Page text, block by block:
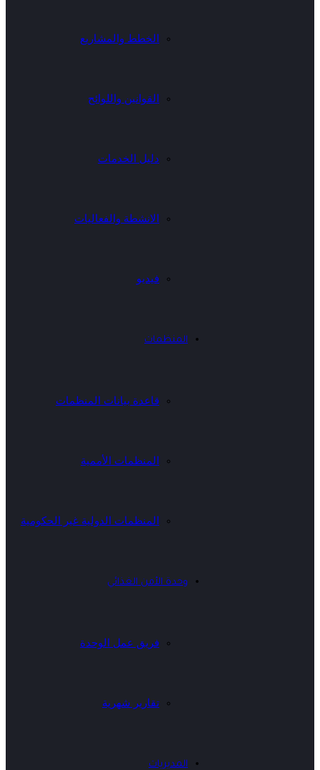
الخطط والمشاريع
القوانين واللوائح
دليل الخدمات
الانشطة والفعاليات
فيديو
المنظمات
قاعدة بيانات المنظمات
المنظمات الأممية
المنظمات الدولية غير الحكومية
وحدة الأمن الغذائي
فريق عمل الوحدة
تقارير شهرية
المديريات